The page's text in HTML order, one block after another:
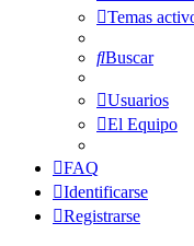
Temas
Buscar
Usuarios
El Equipo
FAQ
Identificarse
Registrarse